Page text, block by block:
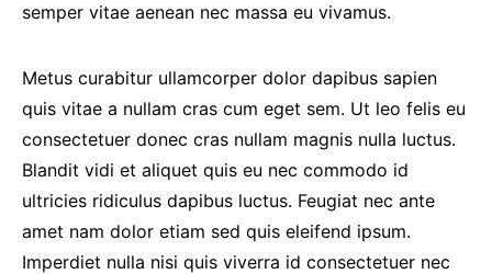
semper vitae aenean nec massa eu vivamus.
Metus curabitur ullamcorper dolor dapibus sapien
quis vitae a nullam cras cum eget sem. Ut leo felis eu
consectetuer donec cras nullam magnis nulla luctus.
Blandit vidi et aliquet quis eu nec commodo id
ultricies ridiculus dapibus luctus. Feugiat nec ante
amet nam dolor etiam sed quis eleifend ipsum.
Imperdiet nulla nisi quis viverra id consectetuer nec